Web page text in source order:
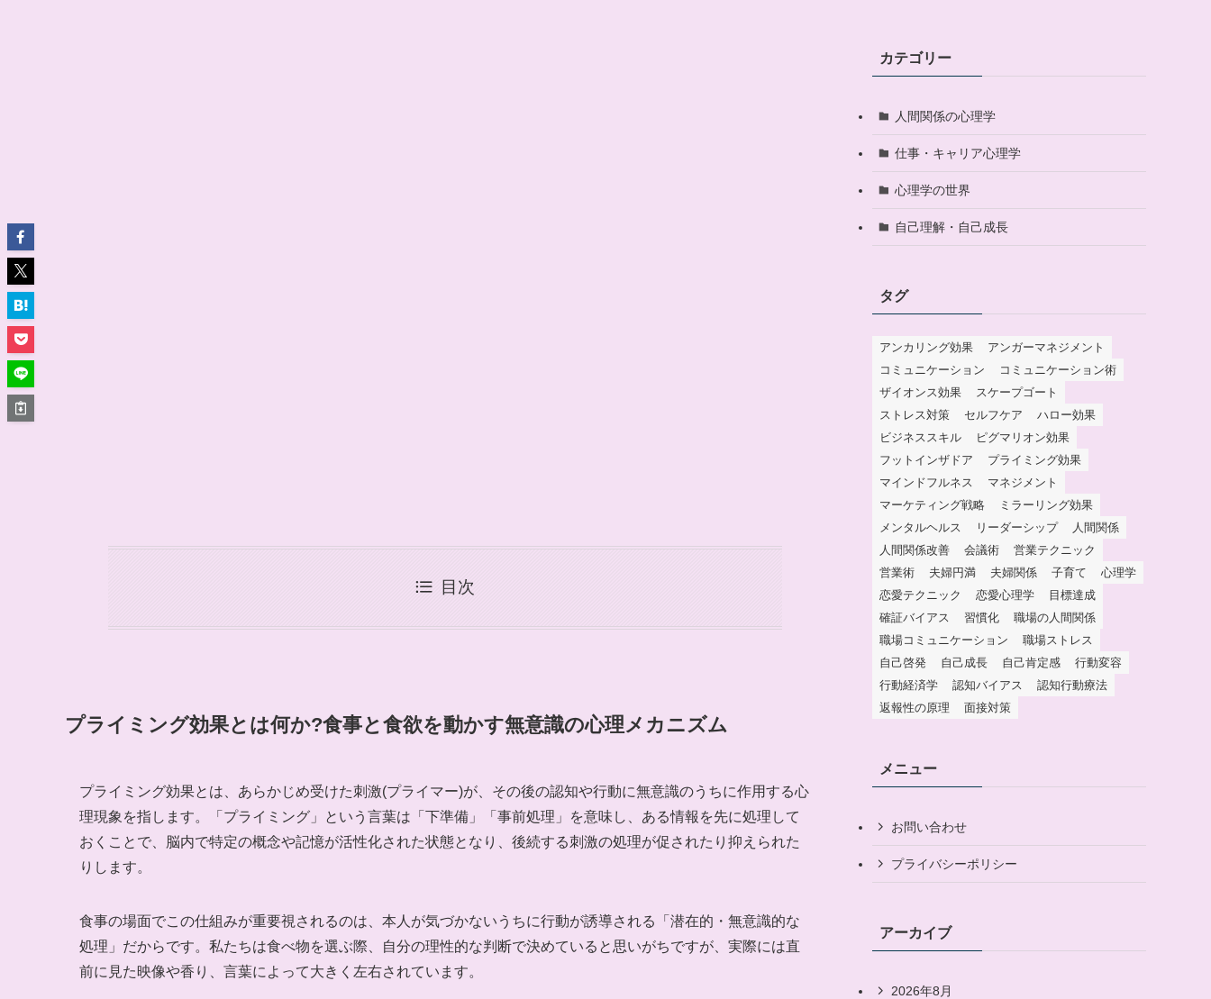
目次
プライミング効果とは何か?食事と食欲を動かす無意識の心理メカニズム
プライミング効果とは、あらかじめ受けた刺激(プライマー)が、その後の認知や行動に無意識のうちに作用する心
理現象を指します。「プライミング」という言葉は「下準備」「事前処理」を意味し、ある情報を先に処理して
おくことで、脳内で特定の概念や記憶が活性化された状態となり、後続する刺激の処理が促されたり抑えられた
りします。
食事の場面でこの仕組みが重要視されるのは、本人が気づかないうちに行動が誘導される「潜在的・無意識的な
処理」だからです。私たちは食べ物を選ぶ際、自分の理性的な判断で決めていると思いがちですが、実際には直
前に見た映像や香り、言葉によって大きく左右されています。
カテゴリー
人間関係の心理学
仕事・キャリア心理学
心理学の世界
自己理解・自己成長
タグ
アンカリング効果
アンガーマネジメント
コミュニケーション
コミュニケーション術
ザイオンス効果
スケープゴート
ストレス対策
セルフケア
ハロー効果
ビジネススキル
ピグマリオン効果
フットインザドア
プライミング効果
マインドフルネス
マネジメント
マーケティング戦略
ミラーリング効果
メンタルヘルス
リーダーシップ
人間関係
人間関係改善
会議術
営業テクニック
営業術
夫婦円満 夫婦関係 子育て
心理学
恋愛テクニック
恋愛心理学
目標達成
確証バイアス
習慣化
職場の人間関係
職場コミュニケーション
職場ストレス
自己啓発
自己成長 自己肯定感
行動変容
行動経済学
認知バイアス
認知行動療法
返報性の原理
面接対策
メニュー
お問い合わせ
プライバシーポリシー
アーカイブ
2026年8月